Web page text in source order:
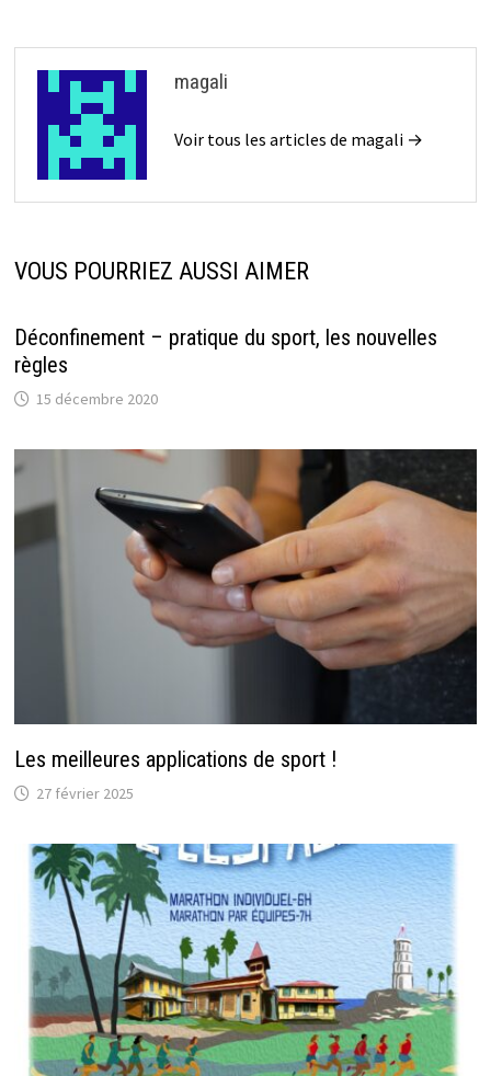
magali
Voir tous les articles de magali →
VOUS POURRIEZ AUSSI AIMER
Déconfinement – pratique du sport, les nouvelles
règles
15 décembre 2020
Les meilleures applications de sport !
27 février 2025